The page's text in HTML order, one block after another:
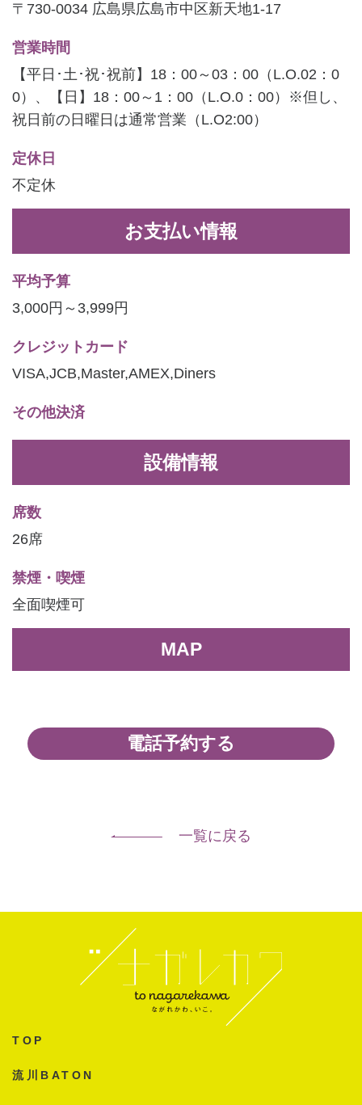
〒730-0034 広島県広島市中区新天地1-17
営業時間
【平日･土･祝･祝前】18：00～03：00（L.O.02：0
0）、【日】18：00～1：00（L.O.0：00）※但し、
祝日前の日曜日は通常営業（L.O2:00）
定休日
不定休
お支払い情報
平均予算
3,000円～3,999円
クレジットカード
VISA,JCB,Master,AMEX,Diners
その他決済
設備情報
席数
26席
禁煙・喫煙
全面喫煙可
MAP
電話予約する
一覧に戻る
TOP
流川BATON